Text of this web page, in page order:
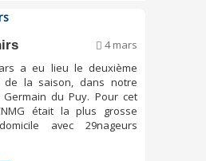
4 mars
a eu lieu le deuxième
de la saison, dans notre
du Puy. Pour cet
était la plus grosse
avec 29nageurs